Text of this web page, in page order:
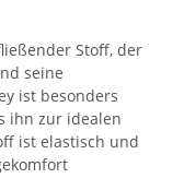
Stoff, der
seine
ist besonders
ihn zur idealen
ist elastisch und